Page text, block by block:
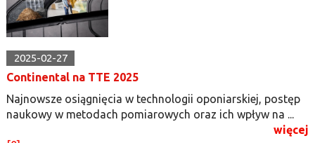
2025-02-27
Continental na TTE 2025
Najnowsze osiągnięcia w technologii oponiarskiej, postęp
naukowy w metodach pomiarowych oraz ich wpływ na ...
więcej